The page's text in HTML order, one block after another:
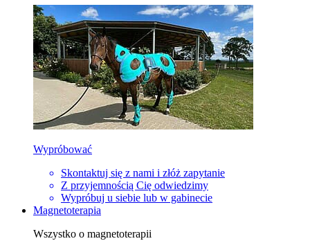
Wypróbować
Skontaktuj się z nami i złóż zapytanie
Z przyjemnością Cię odwiedzimy
Wypróbuj u siebie lub w gabinecie
Magnetoterapia
Wszystko o magnetoterapii